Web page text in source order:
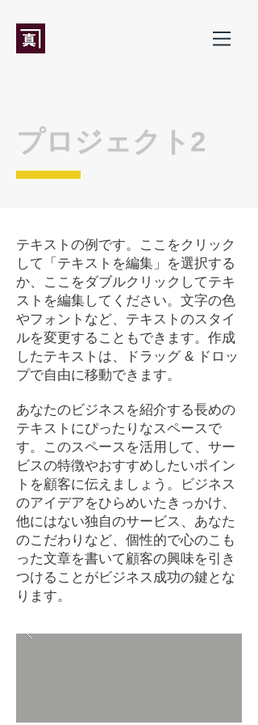
テキストの例です。ここをクリック
して「テキストを編集」を選択する
か、ここをダブルクリックしてテキ
ストを編集してください。文字の色
やフォントなど、テキストのスタイ
ルを変更することもできます。作成
したテキストは、ドラッグ & ドロッ
プで自由に移動できます。
あなたのビジネスを紹介する長めの
テキストにぴったりなスペースで
す。このスペースを活用して、サー
ビスの特徴やおすすめしたいポイン
トを顧客に伝えましょう。ビジネス
のアイデアをひらめいたきっかけ、
他にはない独自のサービス、あなた
のこだわりなど、個性的で心のこも
った文章を書いて顧客の興味を引き
つけることがビジネス成功の鍵とな
ります。
プロジェクト2